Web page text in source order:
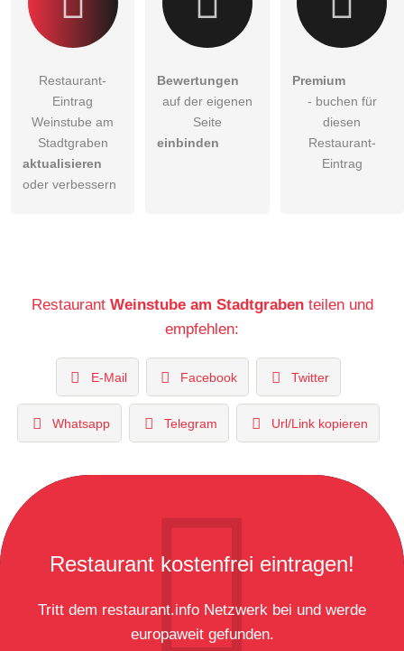
Restaurant-
Eintrag
Weinstube am
Stadtgraben
aktualisieren
oder verbessern
Bewertungen
auf der eigenen
Seite
einbinden
Premium
- buchen für
diesen
Restaurant-
Eintrag
Restaurant Weinstube am Stadtgrabenteilen und
empfehlen:
E-Mail Facebook Twitter
Whatsapp Telegram Url/Link kopieren
Restaurant kostenfrei eintragen!
Tritt dem restaurant.info Netzwerk bei und werde
europaweit gefunden.